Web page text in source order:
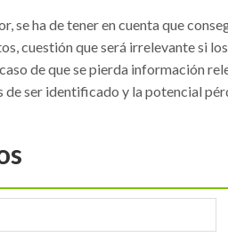
se ha de tener en cuenta que
cuestión que será irrelevante si
de que se pierda información
de ser identificado y la potencial